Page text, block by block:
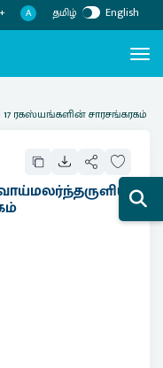
A தமிழ் English
ரகஸ்யங்களின் சாரசங்கரகம்